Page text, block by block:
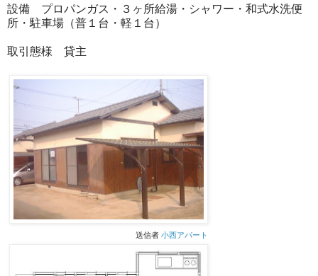
設備 プロパンガス・３ヶ所給湯・シャワー・和式水洗便
所・駐車場（普１台・軽１台）
取引態様 貸主
送信者 小西アパート